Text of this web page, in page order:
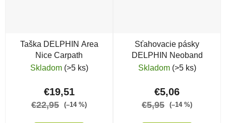
Taška DELPHIN Area
Nice Carpath
Skladom (>5 ks)
€19,51
€22,95 (–14 %)
Sťahovacie pásky
DELPHIN Neoband
Skladom (>5 ks)
€5,06
€5,95 (–14 %)